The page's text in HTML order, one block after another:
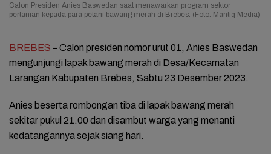
Calon Presiden Anies Baswedan saat menawarkan program sektor
pertanian kepada para petani bawang merah di Brebes. (Foto: Mantiq Media)
BREBES – Calon presiden nomor urut 01, Anies Baswedan
mengunjungi lapak bawang merah di Desa/Kecamatan
Larangan Kabupaten Brebes, Sabtu 23 Desember 2023.
Anies beserta rombongan tiba di lapak bawang merah
sekitar pukul 21.00 dan disambut warga yang menanti
kedatangannya sejak siang hari.